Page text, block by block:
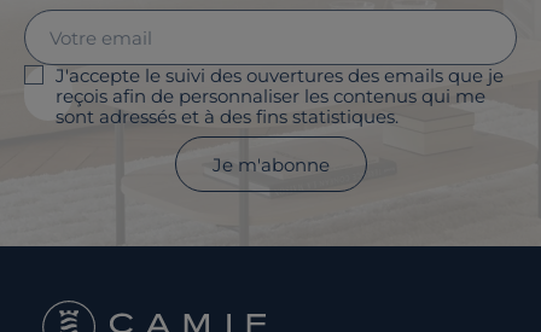
J'accepte le suivi des ouvertures des emails que je
reçois afin de personnaliser les contenus qui me
sont adressés et à des fins statistiques.
Je m'abonne